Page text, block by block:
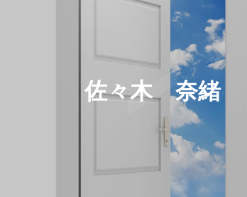
佐々木 奈緒